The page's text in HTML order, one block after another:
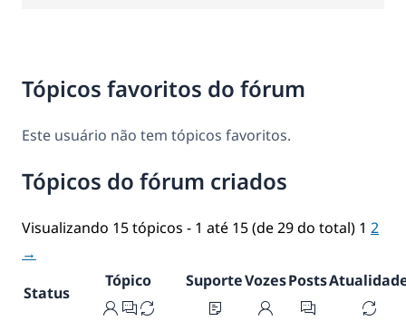
Tópicos favoritos do fórum
Este usuário não tem tópicos favoritos.
Tópicos do fórum criados
Visualizando 15 tópicos - 1 até 15 (de 29 do total) 1 2
→
Status
Tópico SuporteVozesPosts